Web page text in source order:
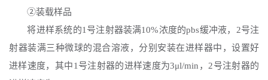
②装载样品
将进样系统的1号注射器装满10%浓度的pbs缓冲液，2号注
射器装满三种微球的混合溶液，分别安装在进样器中，设置好
进样速度，其中1号注射器的进样速度为3μl/min，2号注射器的